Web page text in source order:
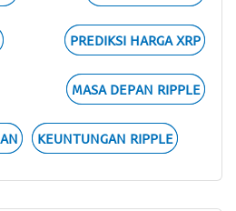
PREDIKSI HARGA XRP
MASA DEPAN RIPPLE
KEUNTUNGAN RIPPLE